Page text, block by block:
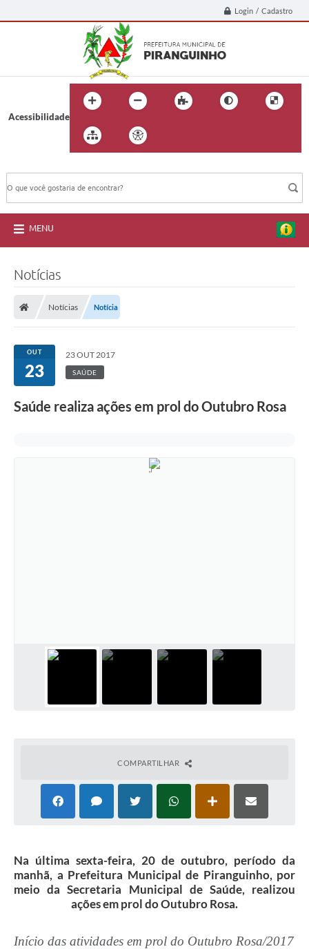
Login / Cadastro
Acessibilidade
MENU
Notícias
Notícias Notícia
OUT
23
23 OUT 2017
SAÚDE
Saúde realiza ações em prol do Outubro Rosa
COMPARTILHAR
Na última sexta-feira, 20 de outubro, período da
manhã, a Prefeitura Municipal de Piranguinho, por
meio da Secretaria Municipal de Saúde, realizou
ações em prol do Outubro Rosa.
Início das atividades em prol do Outubro Rosa/2017